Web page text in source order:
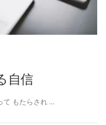
自信
て もたらされ …